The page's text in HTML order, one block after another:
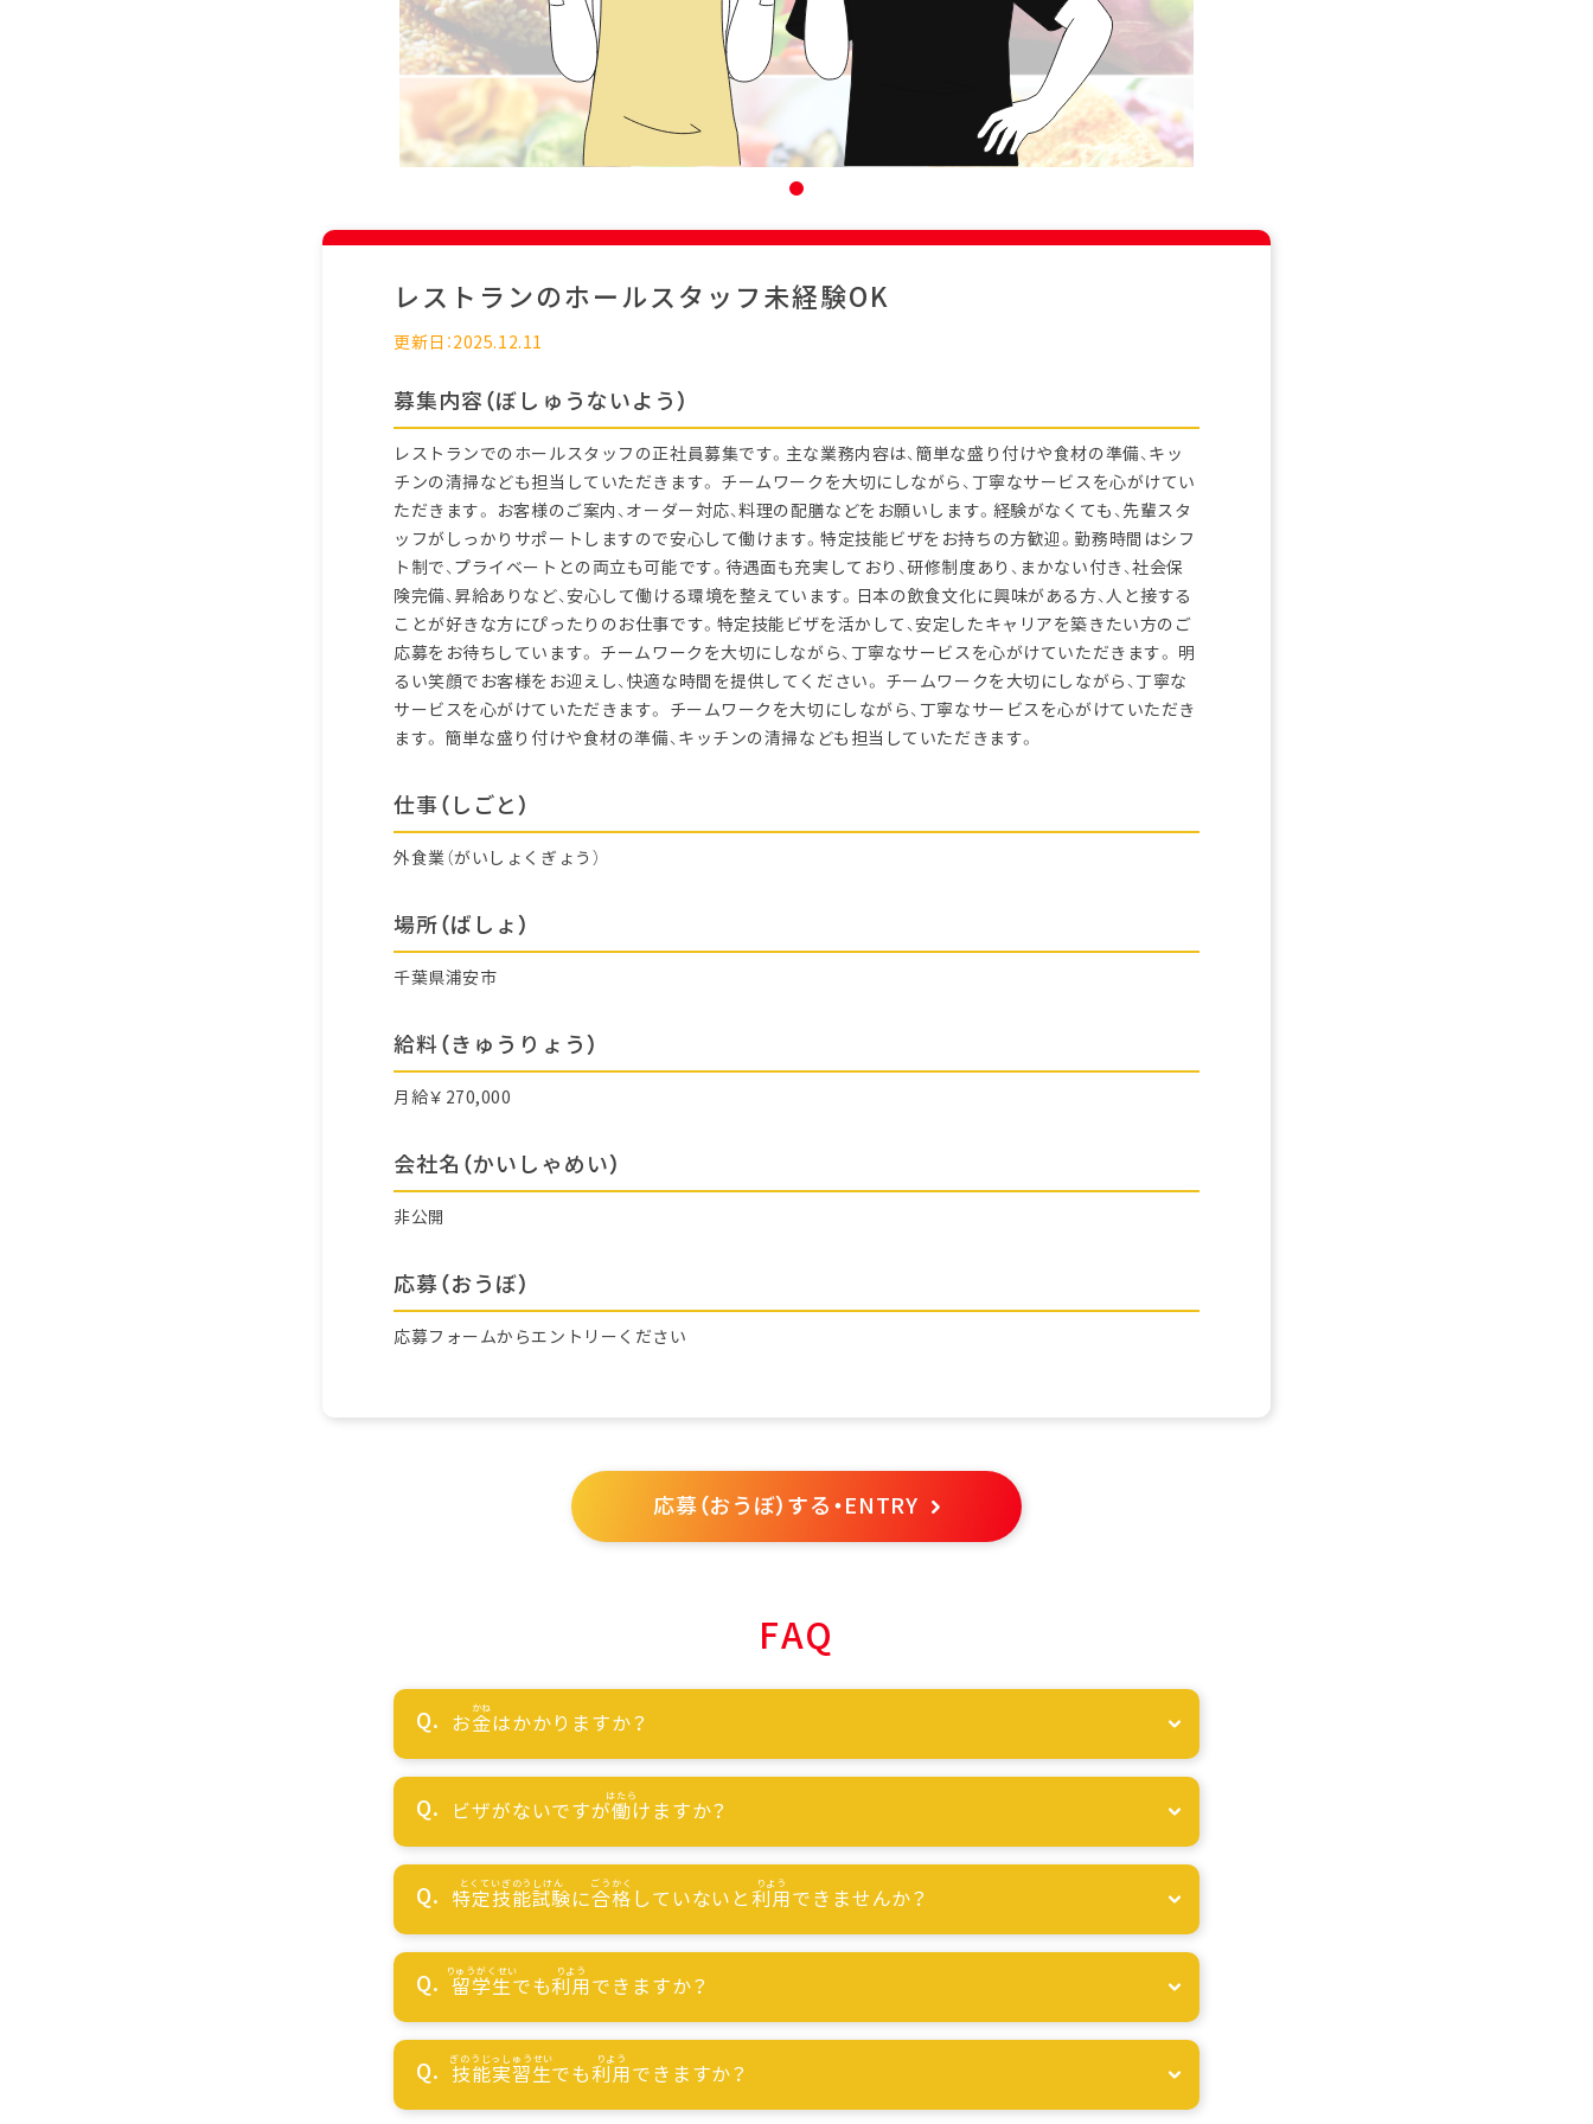
レストランのホールスタッフ未経験OK
更新日：2025.12.11
募集内容（ぼしゅうないよう）
レストランでのホールスタッフの正社員募集です。主な業務内容は、簡単な盛り付けや食材の準備、キッ
チンの清掃なども担当していただきます。 チームワークを大切にしながら、丁寧なサービスを心がけてい
ただきます。 お客様のご案内、オーダー対応、料理の配膳などをお願いします。経験がなくても、先輩スタ
ッフがしっかりサポートしますので安心して働けます。特定技能ビザをお持ちの方歓迎。勤務時間はシフ
ト制で、プライベートとの両立も可能です。待遇面も充実しており、研修制度あり、まかない付き、社会保
険完備、昇給ありなど、安心して働ける環境を整えています。日本の飲食文化に興味がある方、人と接する
ことが好きな方にぴったりのお仕事です。特定技能ビザを活かして、安定したキャリアを築きたい方のご
応募をお待ちしています。 チームワークを大切にしながら、丁寧なサービスを心がけていただきます。 明
るい笑顔でお客様をお迎えし、快適な時間を提供してください。 チームワークを大切にしながら、丁寧な
サービスを心がけていただきます。 チームワークを大切にしながら、丁寧なサービスを心がけていただき
ます。 簡単な盛り付けや食材の準備、キッチンの清掃なども担当していただきます。
仕事（しごと）
外食業（がいしょくぎょう）
場所（ばしょ）
千葉県浦安市
給料（きゅうりょう）
月給￥270,000
会社名（かいしゃめい）
非公開
応募（おうぼ）
応募フォームからエントリーください
応募（おうぼ）する・ENTRY
FAQ
お金はかかりますか？
ビザがないですが働けますか？
特定技能試験に合格 していないと利用できませんか？
留学生でも利用できますか？
技能実習生でも利用できますか？